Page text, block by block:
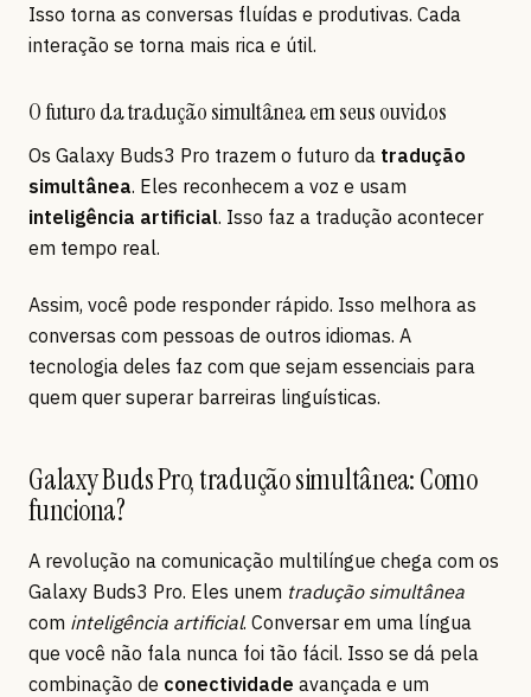
Isso torna as conversas fluídas e produtivas. Cada
interação se torna mais rica e útil.
O futuro da tradução simultânea em seus ouvidos
Os Galaxy Buds3 Pro trazem o futuro da tradução
simultânea. Eles reconhecem a voz e usam
inteligência artificial. Isso faz a tradução acontecer
em tempo real.
Assim, você pode responder rápido. Isso melhora as
conversas com pessoas de outros idiomas. A
tecnologia deles faz com que sejam essenciais para
quem quer superar barreiras linguísticas.
Galaxy Buds Pro, tradução simultânea: Como
funciona?
A revolução na comunicação multilíngue chega com os
Galaxy Buds3 Pro. Eles unem tradução simultânea
com inteligência artificial. Conversar em uma língua
que você não fala nunca foi tão fácil. Isso se dá pela
combinação de conectividade avançada e um